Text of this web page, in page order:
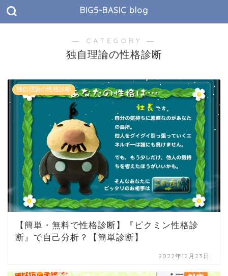
BIG5-BASIC blog
― CATEGORY ―
独自理論の性格診断
独自理論の性格診断
【簡単・無料で性格診断】『ピクミン性格診
断』で自己分析？【簡単診断】
2022年12月23日